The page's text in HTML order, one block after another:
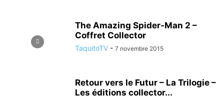
The Amazing Spider-Man 2 –
Coffret Collector
TaquitoTV - 7 novembre 2015
Retour vers le Futur – La Trilogie –
Les éditions collector...